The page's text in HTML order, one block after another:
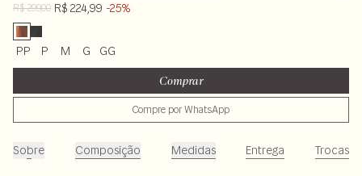
R$ 299,00 R$ 224,99 -25%
PP P M G GG
Comprar
Compre por WhatsApp
Sobre Composição Medidas Entrega Trocas